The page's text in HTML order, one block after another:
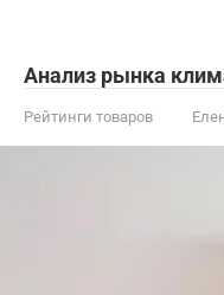
Анализ рынка
Рейтинги товаров